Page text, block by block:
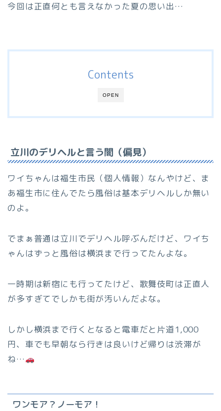
今回は正直何とも言えなかった夏の思い出…
OPEN
Contents
立川のデリヘルと言う闇（偏見）
ワイちゃんは福生市民（個人情報）なんやけど、ま
あ福生市に住んでたら風俗は基本デリヘルしか無い
のよ。
でまぁ普通は立川でデリヘル呼ぶんだけど、ワイち
ゃんはずっと風俗は横浜まで行ってたんよな。
一時期は新宿にも行ってたけど、歌舞伎町は正直人
が多すぎてでしかも街が汚いんだよな。
しかし横浜まで行くとなると電車だと片道1,000
円、車でも早朝なら行きは良いけど帰りは渋滞が
ね…
ワンモア？ノーモア！